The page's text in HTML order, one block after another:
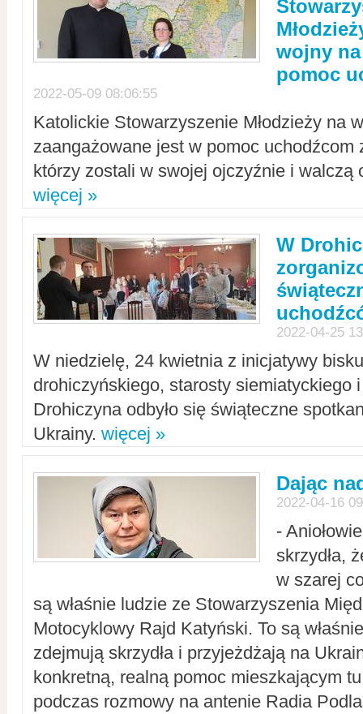
wojny
pomoc
2022-05-09 08:06:55
Katolickie Stowarzyszenie Młodzieży na
zaangażowane jest w pomoc uchodźcom
którzy zostali w swojej ojczyźnie i walczą
więcej »
W
2022-04-25
W niedzielę, 24 kwietnia z inicjatywy
drohiczyńskiego, starosty siemiatyckiego
Drohiczyna odbyło się świąteczne
Ukrainy. więcej »
Dając
2022-04-16
-
skrzydła,
w szarej
są właśnie ludzie ze Stowarzyszenia
Motocyklowy Rajd Katyński. To są
zdejmują skrzydła i przyjeżdżają na
konkretną, realną pomoc mieszkającym
podczas rozmowy na antenie Radia